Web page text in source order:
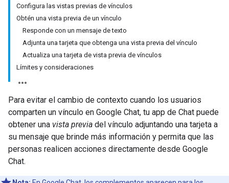
Configura las vistas previas de vínculos
Obtén una vista previa de un vínculo
Responde con un mensaje de texto
Adjunta una tarjeta que obtenga una vista previa del vínculo
Actualiza una tarjeta de vista previa de vínculos
Límites y consideraciones
Para evitar el cambio de contexto cuando los usuarios
comparten un vínculo en Google Chat, tu app de Chat puede
obtener una vista previa del vínculo adjuntando una tarjeta a
su mensaje que brinde más información y permita que las
personas realicen acciones directamente desde Google
Chat.